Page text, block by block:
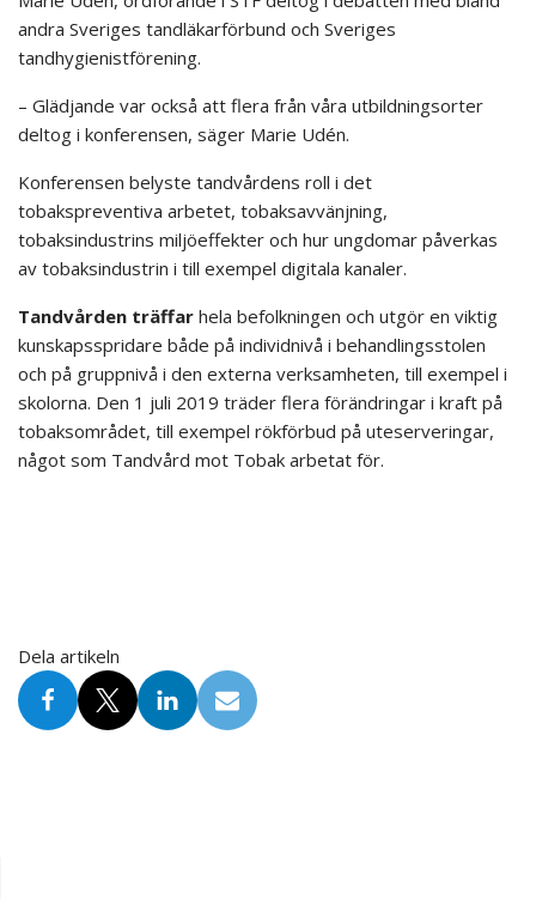
andra Sveriges tandläkarförbund och Sveriges
tandhygienistförening.
– Glädjande var också att flera från våra utbildningsorter
deltog i konferensen, säger Marie Udén.
Konferensen belyste tandvårdens roll i det
tobakspreventiva arbetet, tobaksavvänjning,
tobaksindustrins miljöeffekter och hur ungdomar påverkas
av tobaksindustrin i till exempel digitala kanaler.
Tandvården träffar hela befolkningen och utgör en viktig
kunskapsspridare både på individnivå i behandlingsstolen
och på gruppnivå i den externa verksamheten, till exempel i
skolorna. Den 1 juli 2019 träder flera förändringar i kraft på
tobaksområdet, till exempel rökförbud på uteserveringar,
något som Tandvård mot Tobak arbetat för.
Dela artikeln